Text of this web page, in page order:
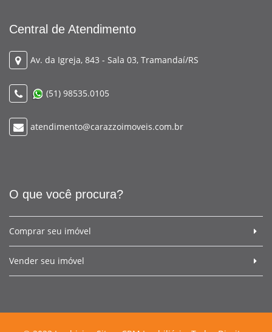
Central de Atendimento
Av. da Igreja, 843 - Sala 03, Tramandaí/RS
(51) 98535.0105
atendimento@carazzoimoveis.com.br
O que você procura?
Comprar seu imóvel
Vender seu imóvel